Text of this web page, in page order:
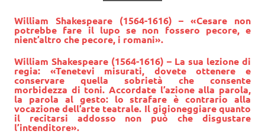
William Shakespeare (1564-1616) – «Cesare non
potrebbe fare il lupo se non fossero pecore, e
nient’altro che pecore, i romani».
William Shakespeare (1564-1616) – La sua lezione di
regia: «Tenetevi misurati, dovete ottenere e
conservare quella sobrietà che consente
morbidezza di toni. Accordate l’azione alla parola,
la parola al gesto: lo strafare è contrario alla
vocazione dell’arte teatrale. Il gigioneggiare quanto
il recitarsi addosso non può che disgustare
l’intenditore».